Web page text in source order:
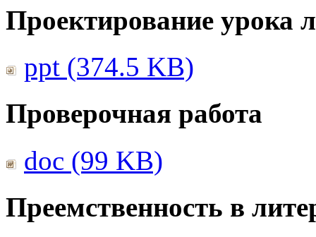
Проектирование урока
ppt (374.5 KB)
Проверочная работа
doc (99 KB)
Преемственность в